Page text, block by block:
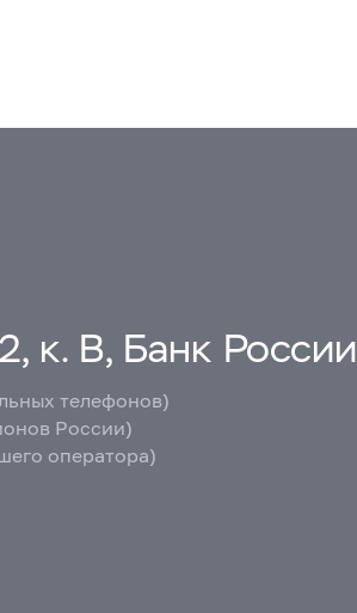
к. В, Банк России
телефонов)
России)
оператора)